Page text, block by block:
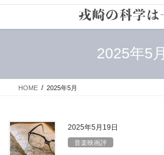
コ
テ
ス
ナ
ゲ
ン
2025年5月
HOME 2025年5月
2025年5月19日
音楽映画評